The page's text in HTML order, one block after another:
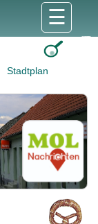
Stadtplan
☰